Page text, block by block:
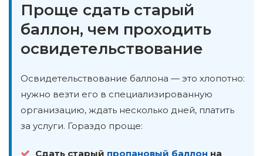
Проще сдать старый
баллон, чем проходить
освидетельствование
Освидетельствование баллона — это хлопотно:
нужно везти его в специализированную
организацию, ждать несколько дней, платить
за услуги. Гораздо проще:
Сдать старый пропановый баллон на